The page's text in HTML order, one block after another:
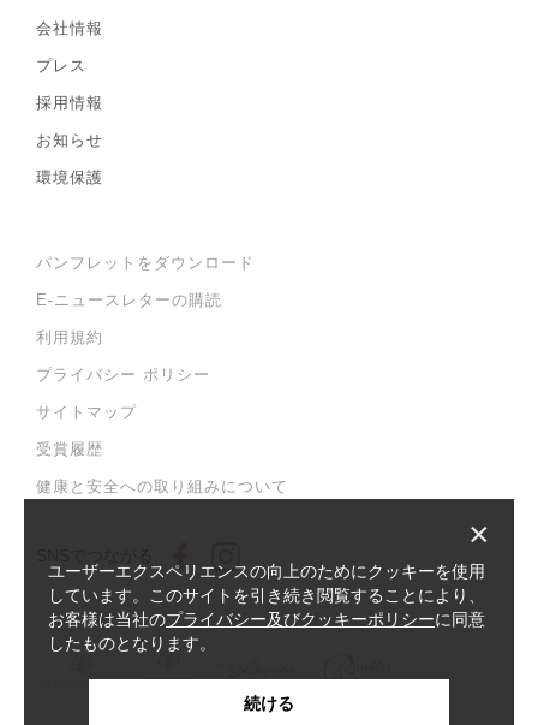
会社情報
プレス
採用情報
お知らせ
環境保護
パンフレットをダウンロード
E-ニュースレターの購読
利用規約
プライバシー ポリシー
サイトマップ
受賞履歴
健康と安全への取り組みについて
×
ユーザーエクスペリエンスの向上のためにクッキーを使用
しています。このサイトを引き続き閲覧することにより、
お客様は当社のプライバシー及びクッキーポリシーに同意
したものとなります。
続ける